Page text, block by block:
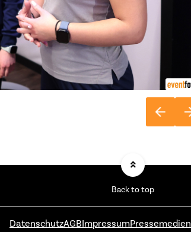
Back to top
DatenschutzAGBImpressumPressemedien